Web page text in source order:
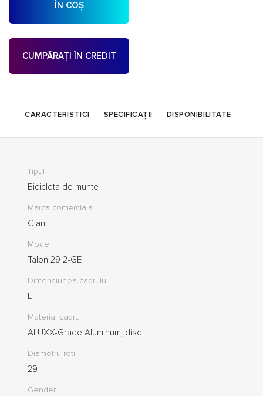
ÎN COȘ
CUMPĂRAȚI ÎN CREDIT
CARACTERISTICI SPECIFICAȚII DISPONIBILITATE
Tipul
Bicicleta de munte
Marca comerciala
Giant
Model
Talon 29 2-GE
Dimensiunea cadrului
L
Material cadru
ALUXX-Grade Aluminum, disc
Diametru roti
29
Gender